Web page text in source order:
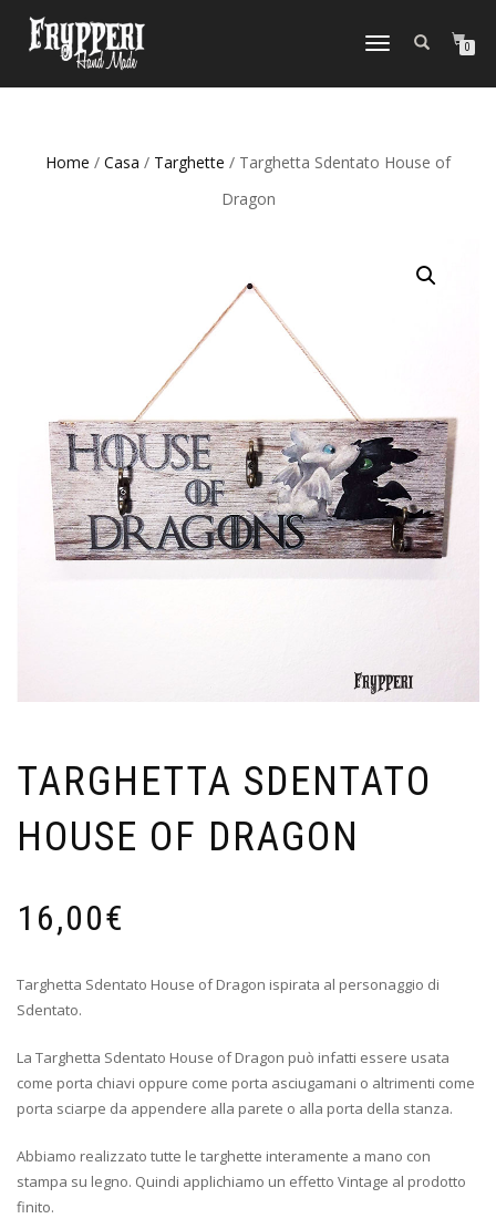
NAVIGAZIONE
0
Home / Casa / Targhette / Targhetta Sdentato House of
Dragon
TARGHETTA SDENTATO
HOUSE OF DRAGON
16,00€
Targhetta Sdentato House of Dragon ispirata al personaggio di
Sdentato.
La Targhetta Sdentato House of Dragon può infatti essere usata
come porta chiavi oppure come porta asciugamani o altrimenti come
porta sciarpe da appendere alla parete o alla porta della stanza.
Abbiamo realizzato tutte le targhette interamente a mano con
stampa su legno. Quindi applichiamo un effetto Vintage al prodotto
finito.